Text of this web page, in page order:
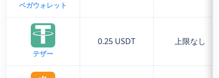
ベガウォレット
テザー
0.25 USDT 上限なし